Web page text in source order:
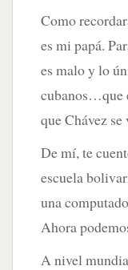
Como
es mi papá.
es malo y lo
cubanos…que
que Chávez
De mí, te
escuela
una
Ahora
A nivel